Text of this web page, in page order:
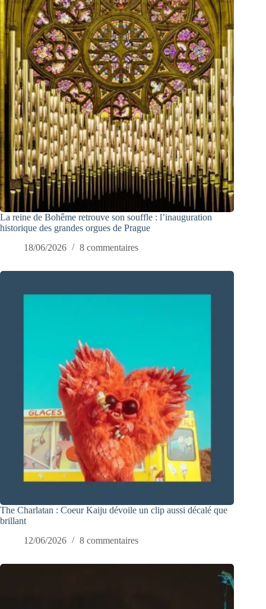
La reine de Bohême retrouve son souffle : l’inauguration
historique des grandes orgues de Prague
18/06/2026
8 commentaires
The Charlatan : Coeur Kaiju dévoile un clip aussi décalé que
brillant
12/06/2026
8 commentaires